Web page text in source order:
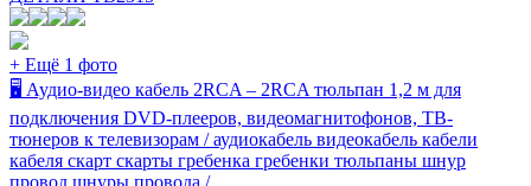
+ Ещё 1 фото
🖥 Аудио-видео кабель 2RCA – 2RCA тюльпан 1,2 м для
подключения DVD-плееров, видеомагнитофонов, ТВ-
тюнеров к телевизорам / аудиокабель видеокабель кабели
кабеля скарт скарты гребенка гребенки тюльпаны шнур
провод шнуры провода /